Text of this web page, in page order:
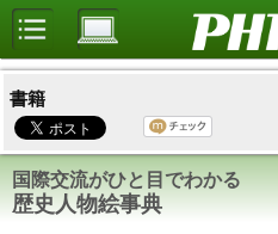
書籍
国際交流がひと目でわかる
歴史人物絵事典